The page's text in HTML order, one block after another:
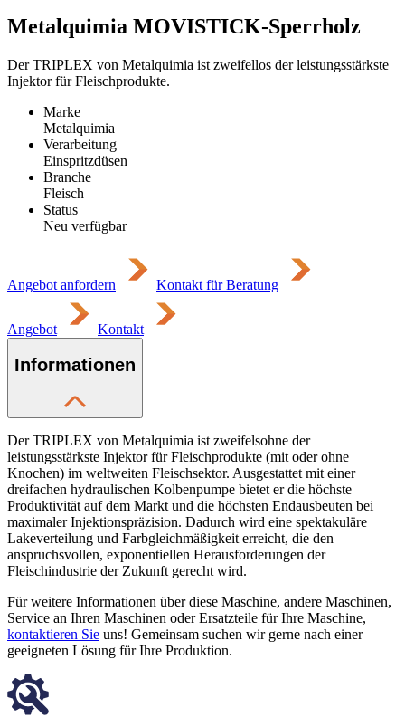
Metalquimia MOVISTICK-Sperrholz
Der TRIPLEX von Metalquimia ist zweifellos der leistungsstärkste
Injektor für Fleischprodukte.
Marke
Metalquimia
Verarbeitung
Einspritzdüsen
Branche
Fleisch
Status
Neu verfügbar
Angebot anfordern Kontakt für Beratung
Angebot Kontakt
Informationen
Der TRIPLEX von Metalquimia ist zweifelsohne der
leistungsstärkste Injektor für Fleischprodukte (mit oder ohne
Knochen) im weltweiten Fleischsektor. Ausgestattet mit einer
dreifachen hydraulischen Kolbenpumpe bietet er die höchste
Produktivität auf dem Markt und die höchsten Endausbeuten bei
maximaler Injektionspräzision. Dadurch wird eine spektakuläre
Lakeverteilung und Farbgleichmäßigkeit erreicht, die den
anspruchsvollen, exponentiellen Herausforderungen der
Fleischindustrie der Zukunft gerecht wird.
Für weitere Informationen über diese Maschine, andere Maschinen,
Service an Ihren Maschinen oder Ersatzteile für Ihre Maschine,
kontaktieren Sie uns! Gemeinsam suchen wir gerne nach einer
geeigneten Lösung für Ihre Produktion.